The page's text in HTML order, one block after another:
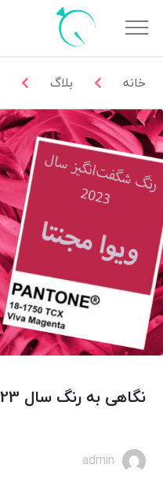
خانه بلاگ
نگاهی به رنگ سال 2023 و سال 1402
admin